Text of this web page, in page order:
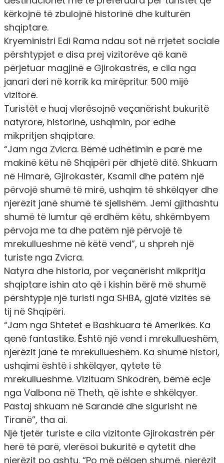
kërkojnë të zbulojnë historinë dhe kulturën
shqiptare.
Kryeministri Edi Rama ndau sot në rrjetet sociale
përshtypjet e disa prej vizitorëve që kanë
përjetuar magjinë e Gjirokastrës, e cila nga
janari deri në korrik ka mirëpritur 500 mijë
vizitorë.
Turistët e huaj vlerësojnë veçanërisht bukuritë
natyrore, historinë, ushqimin, por edhe
mikpritjen shqiptare.
“Jam nga Zvicra. Bëmë udhëtimin e parë me
makinë këtu në Shqipëri për dhjetë ditë. Shkuam
në Himarë, Gjirokastër, Ksamil dhe patëm një
përvojë shumë të mirë, ushqim të shkëlqyer dhe
njerëzit janë shumë të sjellshëm. Jemi gjithashtu
shumë të lumtur që erdhëm këtu, shkëmbyem
përvoja me ta dhe patëm një përvojë të
mrekullueshme në këtë vend”, u shpreh një
turiste nga Zvicra.
Natyra dhe historia, por veçanërisht mikpritja
shqiptare ishin ato që i kishin bërë më shumë
përshtypje një turisti nga SHBA, gjatë vizitës së
tij në Shqipëri.
“Jam nga Shtetet e Bashkuara të Amerikës. Ka
qenë fantastike. Është një vend i mrekullueshëm,
njerëzit janë të mrekullueshëm. Ka shumë histori,
ushqimi është i shkëlqyer, qytete të
mrekullueshme. Vizituam Shkodrën, bëmë ecje
nga Valbona në Theth, që ishte e shkëlqyer.
Pastaj shkuam në Sarandë dhe sigurisht në
Tiranë”, tha ai.
Një tjetër turiste e cila vizitonte Gjirokastrën për
herë të parë, vlerësoi bukuritë e qytetit dhe
njerëzit po ashtu. “Po më pëlqen shumë, njerëzit